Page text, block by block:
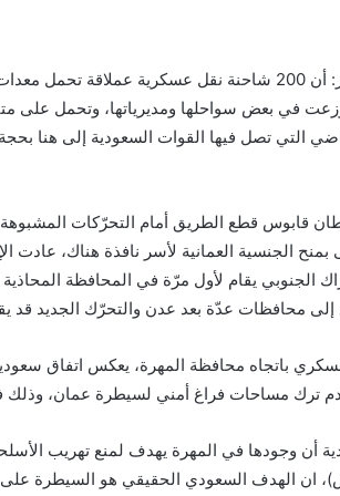
وقالت هذه المصادر: أن 200 شاحنة نقل عسكرية
في بعض سواحلها ومديرياتها، وتحمل على
التي تصل فيها القوات السعودية إلى هنا
قابوس قطع الطريق أمام التحرّكات
الجنسية العمانية لأسر نافذة هناك، عادت
الجنوبي يقام لأول مرّة في المحافظة
إلى محافظات عدّة بعد عدن والتحرّك الجديد قد
باتجاه محافظة المهرة، يعكس اتفاق
ترك مساحات فراغ أمني لسيطرة عمان،
أن وجودها في المهرة يهدف لمنع تهريب
ان الهدف السعودي الحقيقي هو السيطرة على